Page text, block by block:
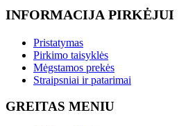
INFORMACIJA PIRKĖJUI
Pristatymas
Pirkimo taisyklės
Mėgstamos prekės
Straipsniai ir patarimai
GREITAS MENIU